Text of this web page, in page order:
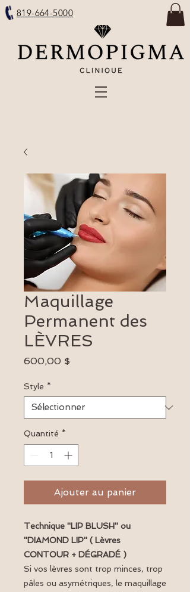
819-664-5000
Maquillage
Permanent des
LÈVRES
600,00 $
Style *
Quantité *
Ajouter au panier
Technique ''LIP BLUSH'' ou
''DIAMOND LIP'' ( Lèvres
CONTOUR + DÉGRADÉ )
Si vos lèvres sont trop minces, trop
pâles ou asymétriques, le maquillage